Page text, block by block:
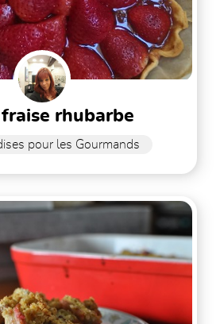
fraise rhubarbe
pour les Gourmands